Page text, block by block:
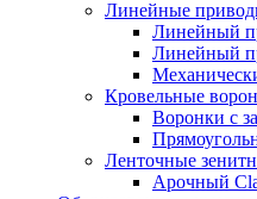
Линейные
Линейный
Линейный
Кровельные
Воронки с
Ленточные
Арочный